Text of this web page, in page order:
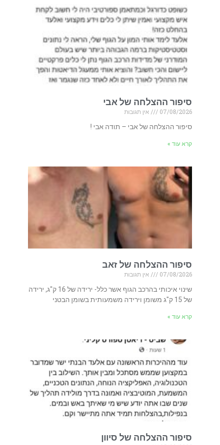
סיפור ההצלחה של אבי
07/08/2026
אין תגובות
סיפור ההצלחה של אבי – תודה אבי !
קרא עוד »
סיפור ההצלחה של זאב
07/08/2026
אין תגובות
שינוי איכותי בהרכב הגוף אשר כלל- ירידה של 16 ק"ג, ירידה
של 15 ק"ג משומן וירידה משמעותית בשומן הבטני
קרא עוד »
סיפור ההצלחה של סיוון